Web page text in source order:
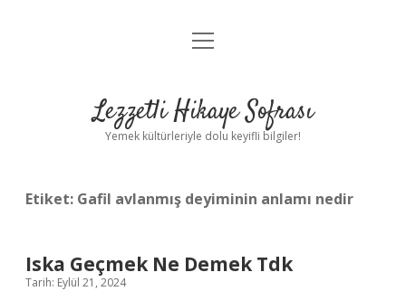
Anasayfa
Yasal Uyarı
menüyü
Lezzetli Hikaye Sofrası
Yemek kültürleriyle dolu keyifli bilgiler!
Etiket: Gafil avlanmış deyiminin anlamı nedir
Iska Geçmek Ne Demek Tdk
Tarih: Eylül 21, 2024